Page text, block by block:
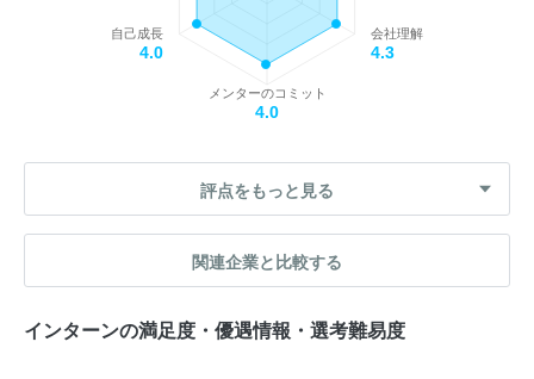
会社理解
4.3
メンターのコミット
4.0
自己成長
4.0
評点をもっと見る
関連企業と比較する
インターンの満足度・優遇情報・選考難易度